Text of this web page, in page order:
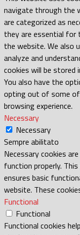
navigate through the
are categorized as
they are essential
the website. We also
analyze and
cookies will be stored
You also have the
opting out of some
browsing experience.
Necessary
Necessary
Sempre abilitato
Necessary cookies
function properly.
ensures basic
website. These
Functional
Functional
Functional cookies